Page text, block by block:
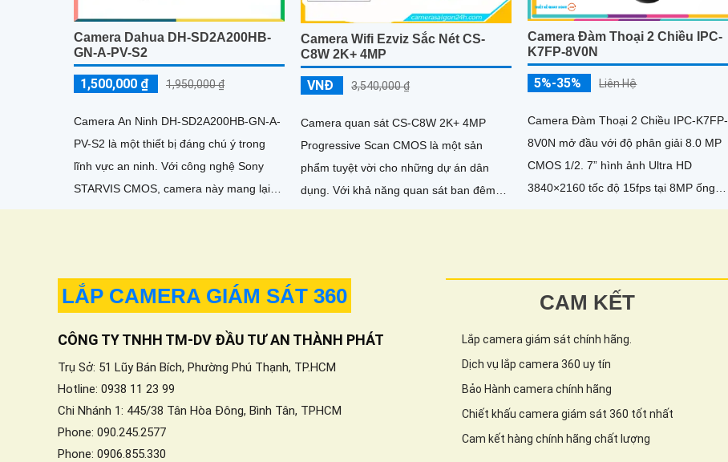
Camera Dahua DH-SD2A200HB-
GN-A-PV-S2
1,500,000 ₫ 1,950,000 ₫
Camera An Ninh DH-SD2A200HB-GN-A-
PV-S2 là một thiết bị đáng chú ý trong
lĩnh vực an ninh. Với công nghệ Sony
STARVIS CMOS, camera này mang lại
chất lượng hình ảnh tuyệt vời ngay cả
Camera Wifi Ezviz Sắc Nét CS-
C8W 2K+ 4MP
VNĐ 3,540,000 ₫
Camera quan sát CS-C8W 2K+ 4MP
Progressive Scan CMOS là một sản
phẩm tuyệt vời cho những dự án dân
dụng. Với khả năng quan sát ban đêm
thông qua công nghệ Hồng Ngoại 30m,
Camera Đàm Thoại 2 Chiều IPC-
K7FP-8V0N
5%-35% Liên Hệ
Camera Đàm Thoại 2 Chiều IPC-K7FP-
8V0N mở đầu với độ phân giải 8.0 MP
CMOS 1/2. 7” hình ảnh Ultra HD
3840×2160 tốc độ 15fps tại 8MP ống
kính cố định 3. 6mm cho góc nhìn
LẮP CAMERA GIÁM SÁT 360
CÔNG TY TNHH TM-DV ĐẦU TƯ AN THÀNH PHÁT
Trụ Sở: 51 Lũy Bán Bích, Phường Phú Thạnh, TP.HCM
Hotline: 0938 11 23 99
Chi Nhánh 1: 445/38 Tân Hòa Đông, Bình Tân, TPHCM
Phone: 090.245.2577
Phone: 0906.855.330
CAM KẾT
Lắp camera giám sát chính hãng.
Dịch vụ lắp camera 360 uy tín
Bảo Hành camera chính hãng
Chiết khấu camera giám sát 360 tốt nhất
Cam kết hàng chính hãng chất lượng